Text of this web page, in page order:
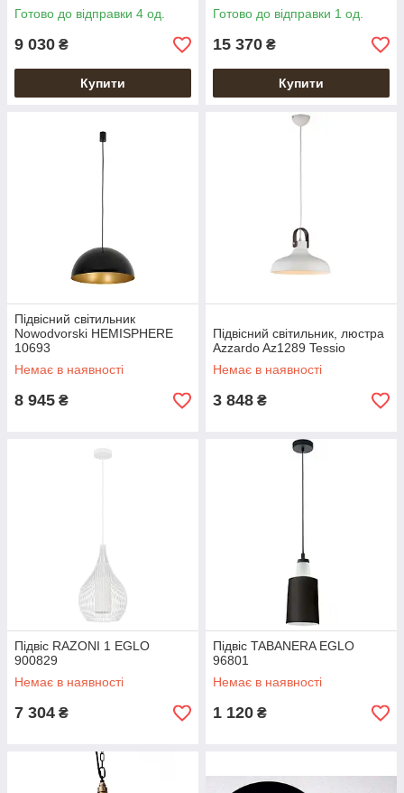
Готово до відправки 4 од.
9 030 ₴
Купити
Готово до відправки 1 од.
15 370 ₴
Купити
Підвісний світильник
Nowodvorski HEMISPHERE
10693
Немає в наявності
8 945 ₴
Підвісний світильник, люстра
Azzardo Az1289 Tessio
Немає в наявності
3 848 ₴
Підвіс RAZONI 1 EGLO
900829
Немає в наявності
7 304 ₴
Підвіс TABANERA EGLO
96801
Немає в наявності
1 120 ₴